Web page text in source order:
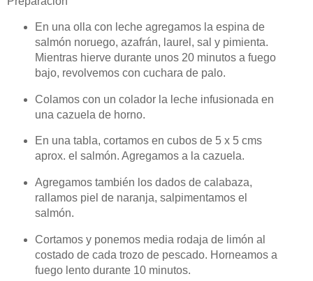
En una olla con leche agregamos la espina de
salmón noruego, azafrán, laurel, sal y pimienta.
Mientras hierve durante unos 20 minutos a fuego
bajo, revolvemos con cuchara de palo.
Colamos con un colador la leche infusionada en
una cazuela de horno.
En una tabla, cortamos en cubos de 5 x 5 cms
aprox. el salmón. Agregamos a la cazuela.
Agregamos también los dados de calabaza,
rallamos piel de naranja, salpimentamos el
salmón.
Cortamos y ponemos media rodaja de limón al
costado de cada trozo de pescado. Horneamos a
fuego lento durante 10 minutos.